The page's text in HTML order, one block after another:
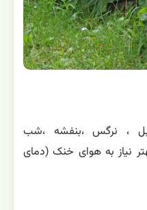
، نرگس ،بنفشه ،شب
نیاز به هوای خنک (دمای